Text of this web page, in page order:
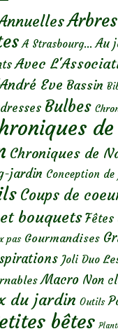
A Strasbourg... Au
Avec
Eve Bassin
Bulbes
Chroniques de
jardin Conception
Coups de
bouquets Fêtes
pas Gourmandises
Joli Duo
Macro Non
du jardin Outils
bêtes